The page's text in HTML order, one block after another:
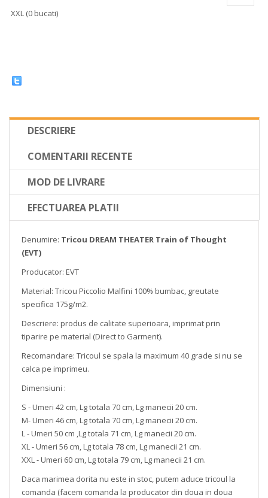
XXL (0 bucati)
DESCRIERE
COMENTARII RECENTE
MOD DE LIVRARE
EFECTUAREA PLATII
Denumire: Tricou DREAM THEATER Train of Thought
(EVT)
Producator: EVT
Material: Tricou Piccolio Malfini 100% bumbac, greutate
specifica 175g/m2.
Descriere: produs de calitate superioara, imprimat prin
tiparire pe material (Direct to Garment).
Recomandare: Tricoul se spala la maximum 40 grade si nu se
calca pe imprimeu.
Dimensiuni :
S - Umeri 42 cm, Lg totala 70 cm, Lg manecii 20 cm.
M- Umeri 46 cm, Lg totala 70 cm, Lg manecii 20 cm.
L - Umeri 50 cm ,Lg totala 71 cm, Lg manecii 20 cm.
XL - Umeri 56 cm, Lg totala 78 cm, Lg manecii 21 cm.
XXL - Umeri 60 cm, Lg totala 79 cm, Lg manecii 21 cm.
Daca marimea dorita nu este in stoc, putem aduce tricoul la
comanda (facem comanda la producator din doua in doua